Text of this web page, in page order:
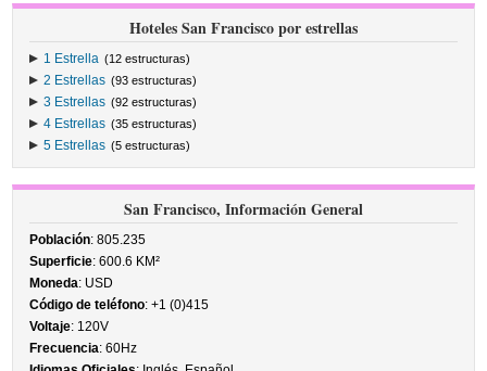
Hoteles San Francisco por estrellas
1 Estrella (12 estructuras)
2 Estrellas (93 estructuras)
3 Estrellas (92 estructuras)
4 Estrellas (35 estructuras)
5 Estrellas (5 estructuras)
San Francisco, Información General
Población: 805.235
Superficie: 600.6 KM²
Moneda: USD
Código de teléfono: +1 (0)415
Voltaje: 120V
Frecuencia: 60Hz